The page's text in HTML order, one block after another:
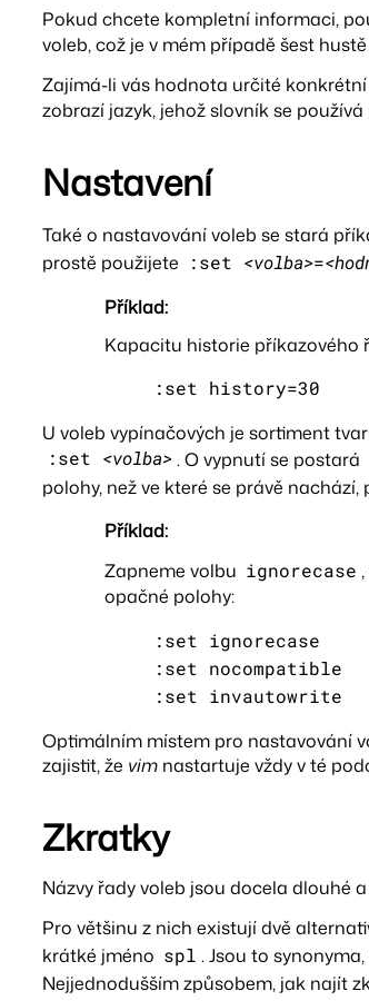
Pokud chcete kompletní informaci,
voleb, což je v mém případě šest
Zajímá-li vás hodnota určité
zobrazí jazyk, jehož slovník se
Nastavení
Také o nastavování voleb se stará
prostě použijete
:set <volba>=
Příklad:
Kapacitu historie
:set history=30
U voleb vypínačových je sortiment
:set <volba> . O vypnutí se postará
polohy, než ve které se právě
Příklad:
Zapneme volbu ignorecase
opačné polohy:
:set ignorecase
:set nocompatible
:set invautowrite
Optimálním místem pro nastavování
zajistit, že vim nastartuje vždy v té
Zkratky
Názvy řady voleb jsou docela dlouhé a
Pro většinu z nich existují dvě
krátké jméno spl . Jsou to
Nejjednodušším způsobem, jak najít